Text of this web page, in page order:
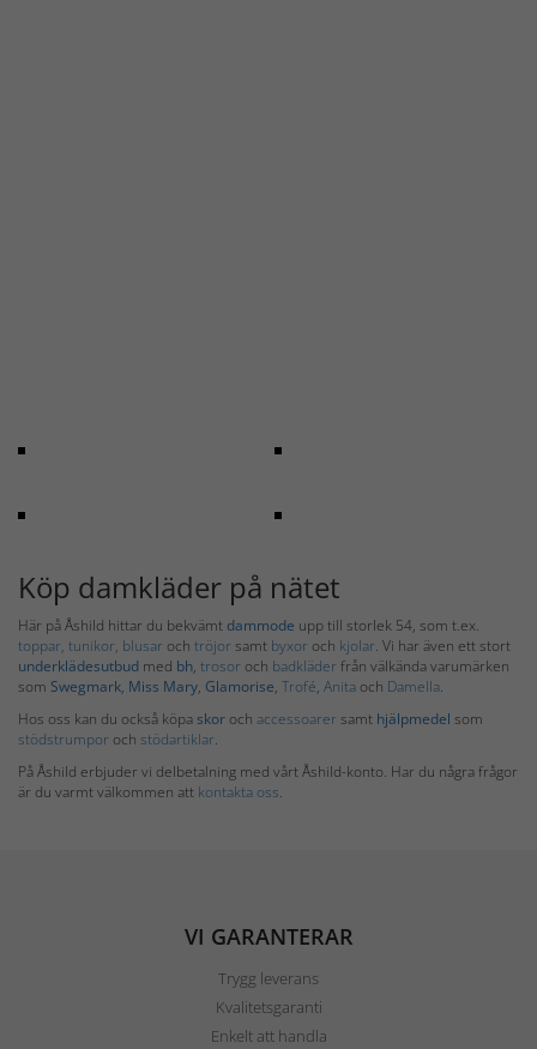
Köp damkläder på nätet
Här på Åshild hittar du bekvämt dammode upp till storlek 54, som t.ex.
toppar, tunikor, blusar och tröjor samt byxor och kjolar. Vi har även ett stort
underklädesutbud med bh, trosor och badkläder från välkända varumärken
som Swegmark, Miss Mary, Glamorise, Trofé, Anita och Damella.
Hos oss kan du också köpaskor och accessoarer samt hjälpmedel som
stödstrumpor och stödartiklar.
På Åshild erbjuder vi delbetalning med vårt Åshild-konto. Har du några frågor
är du varmt välkommen att kontakta oss.
VI GARANTERAR
Trygg leverans
Kvalitetsgaranti
Enkelt att handla